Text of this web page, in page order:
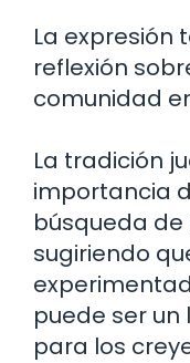
La expresión
reflexión
comunidad
La tradición
importancia
búsqueda de
sugiriendo
puede ser
para los